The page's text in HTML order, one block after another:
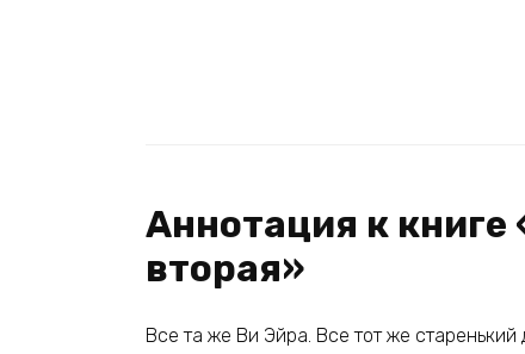
Аннотация к
вторая»
Все та же Ви Эйра. Все тот же